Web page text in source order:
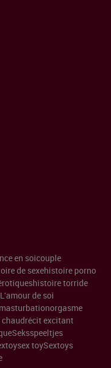
en soicouple
de sexehistoire porno
histoire torride
L'amour de soi
masturbationorgasme
récit excitant
Seksspeeltjes
sex toySextoys